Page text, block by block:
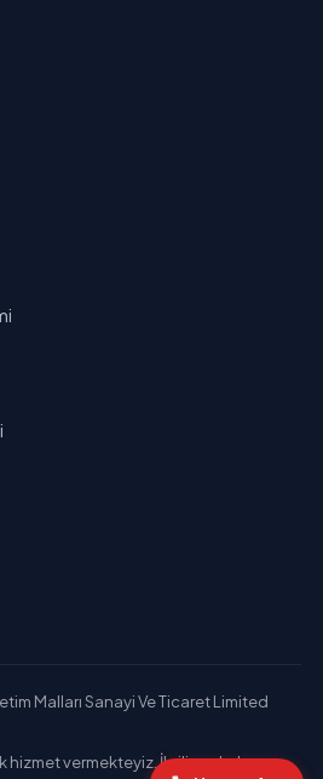
Malları Sanayi Ve Ticaret Limited
hizmet vermekteyiz. İlgili markaların